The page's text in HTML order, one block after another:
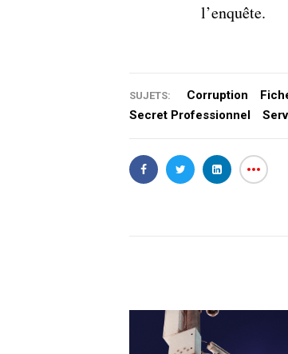
l’enquête.
SUJETS: Corruption
Secret Professionnel